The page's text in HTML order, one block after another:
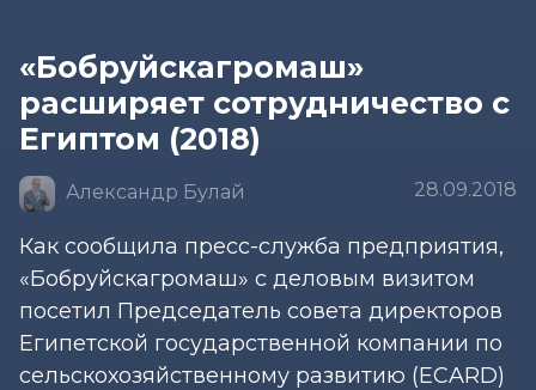
«Бобруйскагромаш»
расширяет сотрудничество с
Египтом (2018)
Александр Булай 28.09.2018
Как сообщила пресс-служба предприятия,
«Бобруйскагромаш» с деловым визитом
посетил Председатель совета директоров
Египетской государственной компании по
сельскохозяйственному развитию (ECARD)